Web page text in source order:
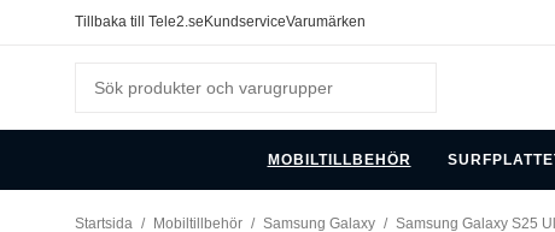
Tillbaka till Tele2.se KundserviceVarumärken
MOBILTILLBEHÖR
Startsida / Mobiltillbehör / Samsung Galaxy / Samsung Galaxy S25